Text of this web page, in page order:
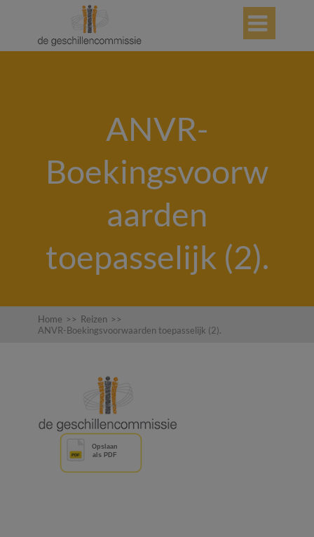

ANVR-
Boekingsvoorw
aarden
toepasselijk (2).
Home >> Reizen >>
ANVR-Boekingsvoorwaarden toepasselijk (2).